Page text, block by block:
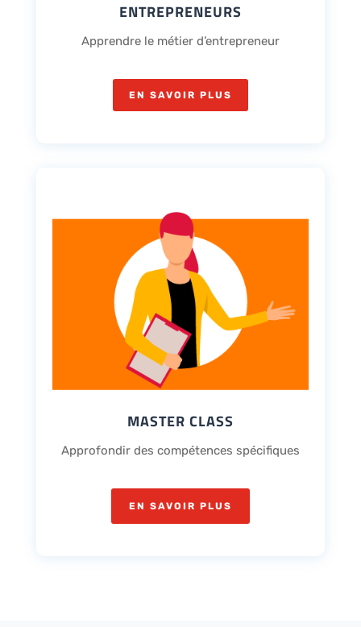
ENTREPRENEURS
Apprendre le métier d’entrepreneur
EN SAVOIR PLUS
MASTER CLASS
Approfondir des compétences spécifiques
EN SAVOIR PLUS